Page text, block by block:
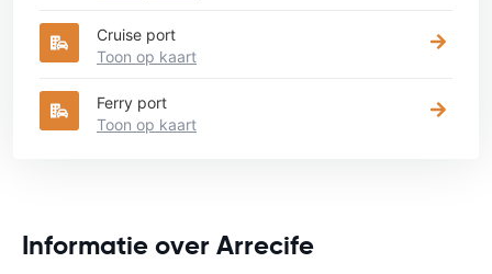
Cruise port
Toon op kaart
Ferry port
Toon op kaart
Informatie over Arrecife